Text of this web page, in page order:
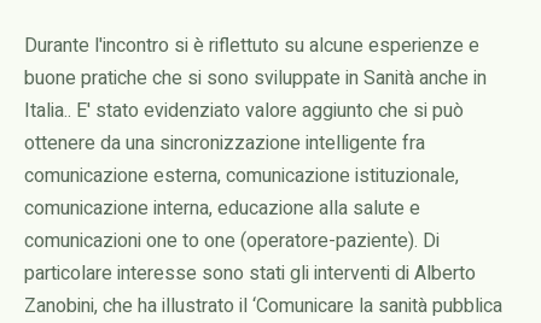
Durante l'incontro si è riflettuto su alcune esperienze e
buone pratiche che si sono sviluppate in Sanità anche in
Italia.. E' stato evidenziato valore aggiunto che si può
ottenere da una sincronizzazione intelligente fra
comunicazione esterna, comunicazione istituzionale,
comunicazione interna, educazione alla salute e
comunicazioni one to one (operatore-paziente). Di
particolare interesse sono stati gli interventi di Alberto
Zanobini, che ha illustrato il ‘Comunicare la sanità pubblica